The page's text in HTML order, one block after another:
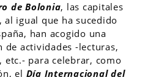
de Bolonia, las capitales
al igual que ha sucedido
han acogido una
de actividades -lecturas,
etc.- para celebrar, como
el Día Internacional del